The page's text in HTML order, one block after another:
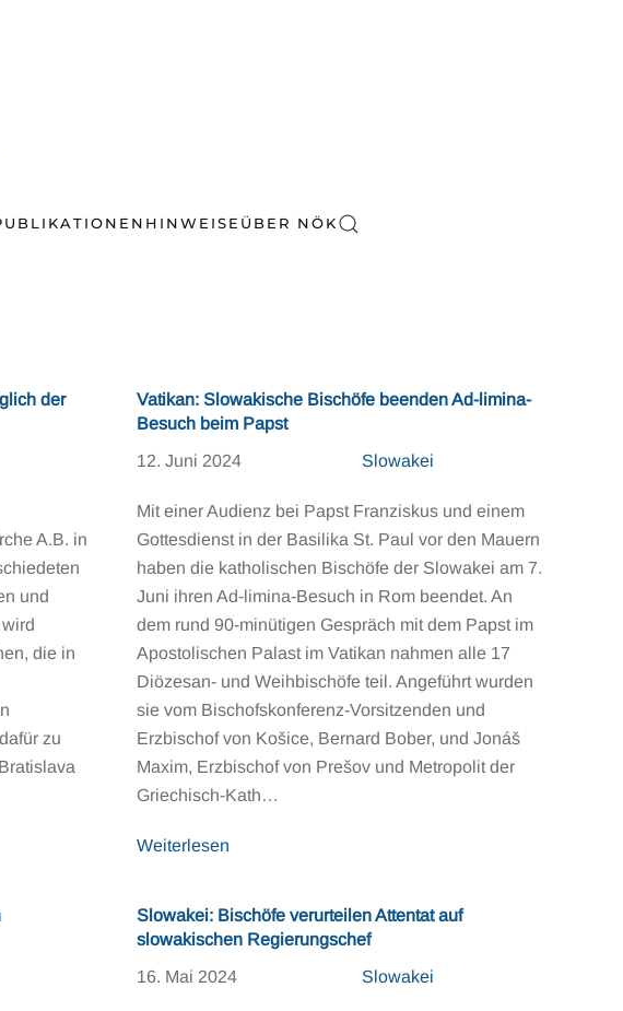
HINWEISE ÜBER NÖK
der
A.B. in
und
die in
zu
Vatikan: Slowakische Bischöfe beenden Ad-limina-
Besuch beim Papst
12. Juni 2024
Slowakei
Mit einer Audienz bei Papst Franziskus und einem
Gottesdienst in der Basilika St. Paul vor den Mauern
haben die katholischen Bischöfe der Slowakei am 7.
Juni ihren Ad-limina-Besuch in Rom beendet. An
dem rund 90-minütigen Gespräch mit dem Papst im
Apostolischen Palast im Vatikan nahmen alle 17
Diözesan- und Weihbischöfe teil. Angeführt wurden
sie vom Bischofskonferenz-Vorsitzenden und
Erzbischof von Košice, Bernard Bober, und Jonáš
Maxim, Erzbischof von Prešov und Metropolit der
Griechisch-Kath…
Weiterlesen
Slowakei: Bischöfe verurteilen Attentat auf
slowakischen Regierungschef
16. Mai 2024
Slowakei